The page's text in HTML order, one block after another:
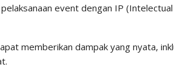
event dengan IP
memberikan dampak yang nyata,